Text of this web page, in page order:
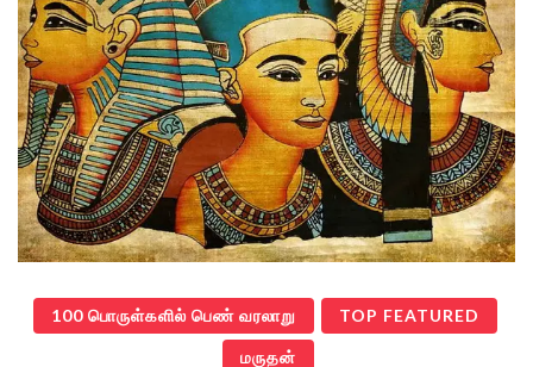
100 பொருள்களில் பெண் வரலாறு TOP FEATURED
மருதன்